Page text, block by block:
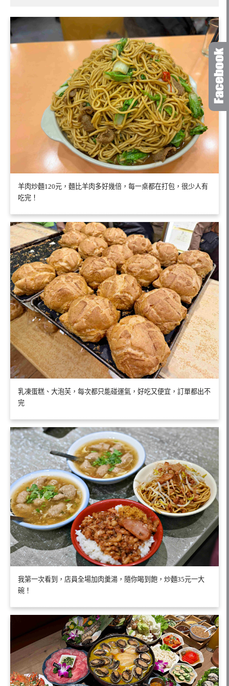
羊肉炒麵120元，麵比羊肉多好幾倍，每一桌都在打包，很少人有
吃完！
乳凍蛋糕、大泡芙，每次都只能碰運氣，好吃又便宜，訂單都出不
完
我第一次看到，店員全場加肉羹湯，隨你喝到飽，炒麵35元一大
碗！